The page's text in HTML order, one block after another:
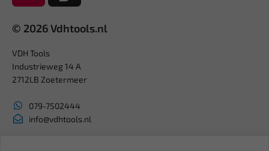
© 2026 Vdhtools.nl
VDH Tools
Industrieweg 14 A
2712LB Zoetermeer
079-7502444
info@vdhtools.nl